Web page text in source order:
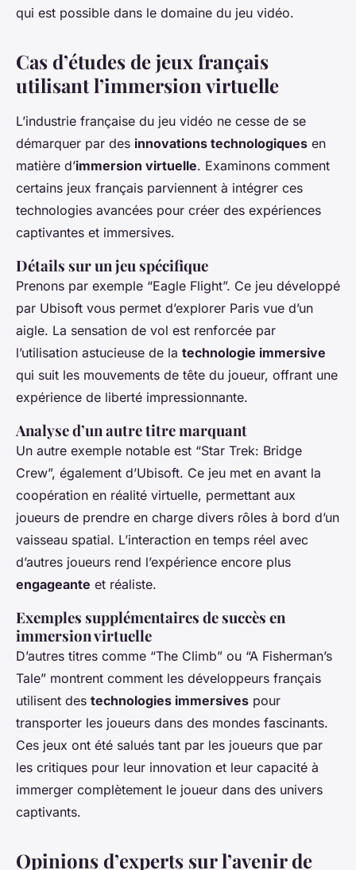
qui est possible dans le domaine du jeu vidéo.
Cas d’études de jeux français
utilisant l’immersion virtuelle
L’industrie française du jeu vidéo ne cesse de se
démarquer par des innovations technologiques en
matière d’immersion virtuelle. Examinons comment
certains jeux français parviennent à intégrer ces
technologies avancées pour créer des expériences
captivantes et immersives.
Détails sur un jeu spécifique
Prenons par exemple “Eagle Flight”. Ce jeu développé
par Ubisoft vous permet d’explorer Paris vue d’un
aigle. La sensation de vol est renforcée par
l’utilisation astucieuse de la technologie immersive
qui suit les mouvements de tête du joueur, offrant une
expérience de liberté impressionnante.
Analyse d’un autre titre marquant
Un autre exemple notable est “Star Trek: Bridge
Crew”, également d’Ubisoft. Ce jeu met en avant la
coopération en réalité virtuelle, permettant aux
joueurs de prendre en charge divers rôles à bord d’un
vaisseau spatial. L’interaction en temps réel avec
d’autres joueurs rend l’expérience encore plus
engageante et réaliste.
Exemples supplémentaires de succès en
immersion virtuelle
D’autres titres comme “The Climb” ou “A Fisherman’s
Tale” montrent comment les développeurs français
utilisent des technologies immersives pour
transporter les joueurs dans des mondes fascinants.
Ces jeux ont été salués tant par les joueurs que par
les critiques pour leur innovation et leur capacité à
immerger complètement le joueur dans des univers
captivants.
Opinions d’experts sur l’avenir de